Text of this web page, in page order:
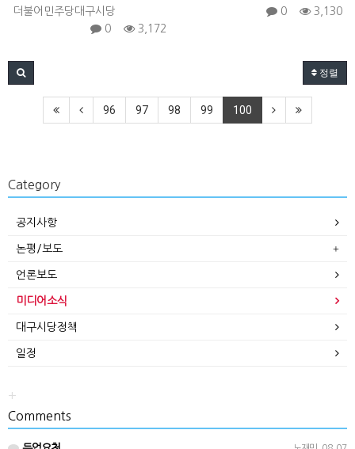
더불어민주당대구시당
0
3,172
0
3,130
정렬
96 97 98 99 100
Category
공지사항
논평/보도
언론보도
미디어소식
대구시당정책
일정
+
Comments